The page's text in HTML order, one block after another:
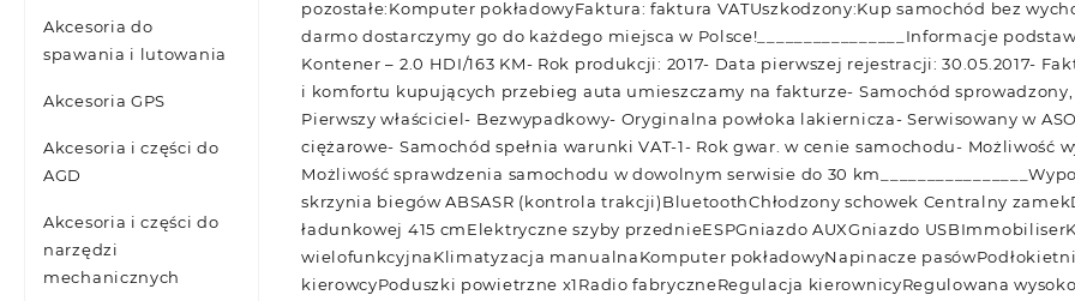
Akcesoria do
spawania i lutowania
Akcesoria GPS
Akcesoria i części do
AGD
Akcesoria i części do
narzędzi
mechanicznych
pozostałe:Komputer pokładowyFaktura: faktura VATUszkodzony:Kup samochód bez
darmo dostarczymy go do każdego miejsca w Polsce!________________Informacje
Kontener – 2.0 HDI/163 KM- Rok produkcji: 2017- Data pierwszej rejestracji: 30.05.2017-
i komfortu kupujących przebieg auta umieszczamy na fakturze- Samochód
Pierwszy właściciel- Bezwypadkowy- Oryginalna powłoka lakiernicza- Serwisowany w
ciężarowe- Samochód spełnia warunki VAT-1- Rok gwar. w cenie samochodu- Możliwość
Możliwość sprawdzenia samochodu w dowolnym serwisie do 30
skrzynia biegów ABSASR (kontrola trakcji)BluetoothChłodzony schowek Centralny
ładunkowej 415 cmElektryczne szyby przednieESPGniazdo AUXGniazdo
wielofunkcyjnaKlimatyzacja manualnaKomputer pokładowyNapinacze
kierowcyPoduszki powietrzne x1Radio fabryczneRegulacja kierownicyRegulowana